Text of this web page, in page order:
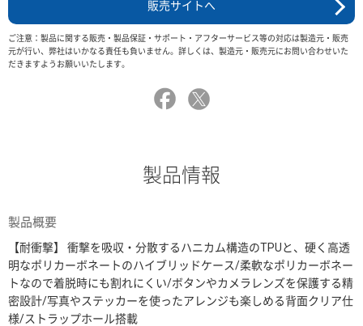
販売サイトへ
ご注意：製品に関する販売・製品保証・サポート・アフターサービス等の対応は製造元・販売
元が行い、弊社はいかなる責任も負いません。詳しくは、製造元・販売元にお問い合わせいた
だきますようお願いいたします。
製品情報
製品概要
【耐衝撃】 衝撃を吸収・分散するハニカム構造のTPUと、硬く高透
明なポリカーボネートのハイブリッドケース/柔軟なポリカーボネー
トなので着脱時にも割れにくい/ボタンやカメラレンズを保護する精
密設計/写真やステッカーを使ったアレンジも楽しめる背面クリア仕
様/ストラップホール搭載